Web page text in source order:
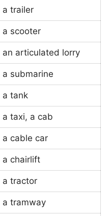
a trailer
a scooter
an articulated lorry
a submarine
a tank
a taxi, a cab
a cable car
a chairlift
a tractor
a tramway